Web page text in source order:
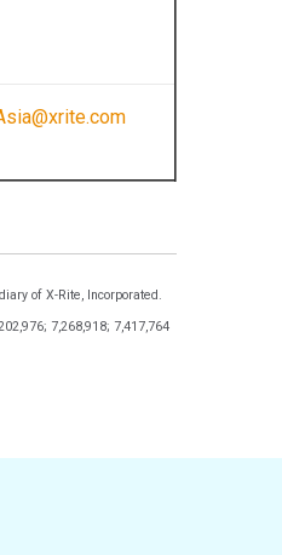
of X-Rite, Incorporated.
7,268,918; 7,417,764